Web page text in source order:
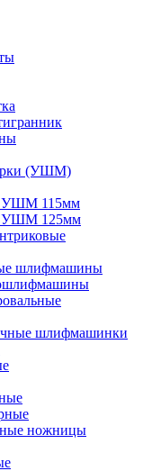
(УШМ)
УШМ 115мм
УШМ 125мм
шлифмашины
шлифмашинки
ножницы